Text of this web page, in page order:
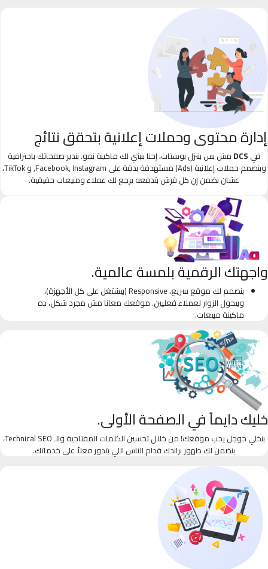
إدارة محتوى وحملات إعلانية بتحقق نتائج
في DCS مش بس بننزل بوستات، إحنا بنبني لك ماكينة نمو. بندير صفحاتك باحترافية
وبنصمم حملات إعلانية (Ads) مستهدفة بدقة على Facebook, Instagram, و TikTok،
عشان نضمن إن كل قرش بتدفعه يرجع لك عملاء ومبيعات حقيقية.
واجهتك الرقمية بلمسة عالمية.
بنصمم لك موقع سريع، Responsive (بيشتغل على كل الأجهزة)،
وبيحول الزوار لعملاء فعليين. موقعك معانا مش مجرد شكل، ده
ماكينة مبيعات.
خليك دايماً في الصفحة الأولى.
بنخلي جوجل يحب موقعك! من خلال تحسين الكلمات المفتاحية والـ Technical SEO،
بنضمن لك ظهور براندك قدام الناس اللي بتدور فعلاً على خدماتك.